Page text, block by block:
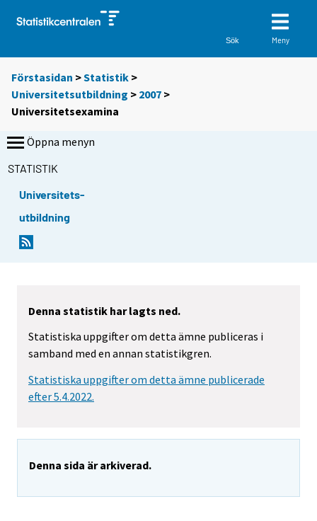
Sök Meny
Förstasidan >Statistik >
Universitetsutbildning > 2007 >
Universitetsexamina
Öppna menyn
STATISTIK
Universitets-
utbildning
Denna statistik har lagts ned.
Statistiska uppgifter om detta ämne publiceras i
samband med en annan statistikgren.
Statistiska uppgifter om detta ämne publicerade
efter 5.4.2022.
Denna sida är arkiverad.